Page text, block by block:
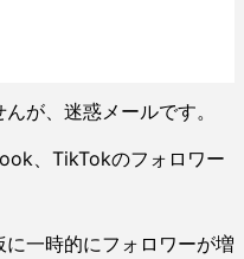
が、迷惑メールです。
、TikTokのフォロワー
一時的にフォロワーが増